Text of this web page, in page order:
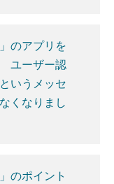
のアプリを
ユーザー認
いうメッセ
くなりまし
のポイント